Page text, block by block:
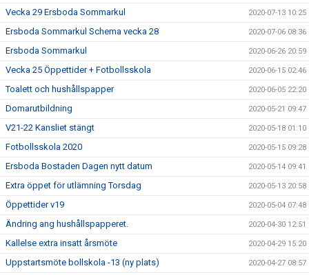
Vecka 29 Ersboda Sommarkul 2020-07-13 10:25
Ersboda Sommarkul Schema vecka 28 2020-07-06 08:36
Ersboda Sommarkul 2020-06-26 20:59
Vecka 25 Öppettider + Fotbollsskola 2020-06-15 02:46
Toalett och hushållspapper 2020-06-05 22:20
Domarutbildning 2020-05-21 09:47
V21-22 Kansliet stängt 2020-05-18 01:10
Fotbollsskola 2020 2020-05-15 09:28
Ersboda Bostaden Dagen nytt datum 2020-05-14 09:41
Extra öppet för utlämning Torsdag 2020-05-13 20:58
Öppettider v19 2020-05-04 07:48
Ändring ang hushållspapperet. 2020-04-30 12:51
Kallelse extra insatt årsmöte 2020-04-29 15:20
Uppstartsmöte bollskola -13 (ny plats) 2020-04-27 08:57